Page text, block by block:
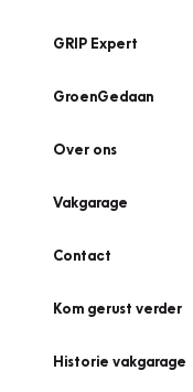
GRIP Expert
GroenGedaan
Over ons
Vakgarage
Contact
Kom gerust verder
Historie vakgarage